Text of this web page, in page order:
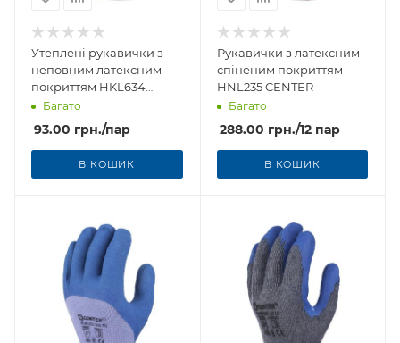
Утеплені рукавички з
неповним латексним
покриттям HKL634
CENTER
Багато
93.00 грн./пар
В КОШИК
Рукавички з латексним
спіненим покриттям
HNL235 CENTER
Багато
288.00 грн./12 пар
В КОШИК